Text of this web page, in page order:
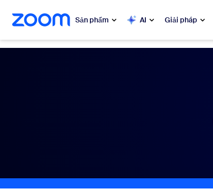
đến nội dung chính
trò chuyện trợ giúpSản phẩm AI Giải pháp
Zoom AI